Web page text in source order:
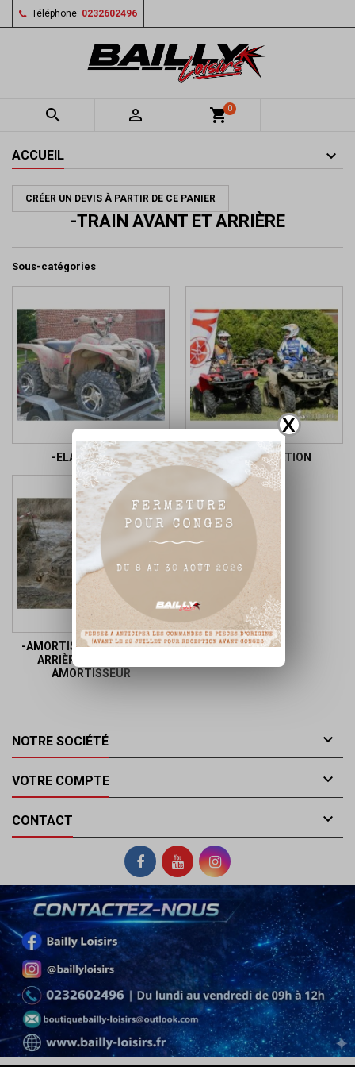
X
Téléphone: 0232602496
  shopping_cart0
ACCUEIL
CRÉER UN DEVIS À PARTIR DE CE PANIER
-TRAIN AVANT ET ARRIÈRE
Sous-catégories
-ELARGISSEUR -KIT RÉPARATION
-AMORTISSEUR AVANT ET
ARRIÈRE , HOUSSE D
AMORTISSEUR
NOTRE SOCIÉTÉ 
VOTRE COMPTE 
CONTACT 